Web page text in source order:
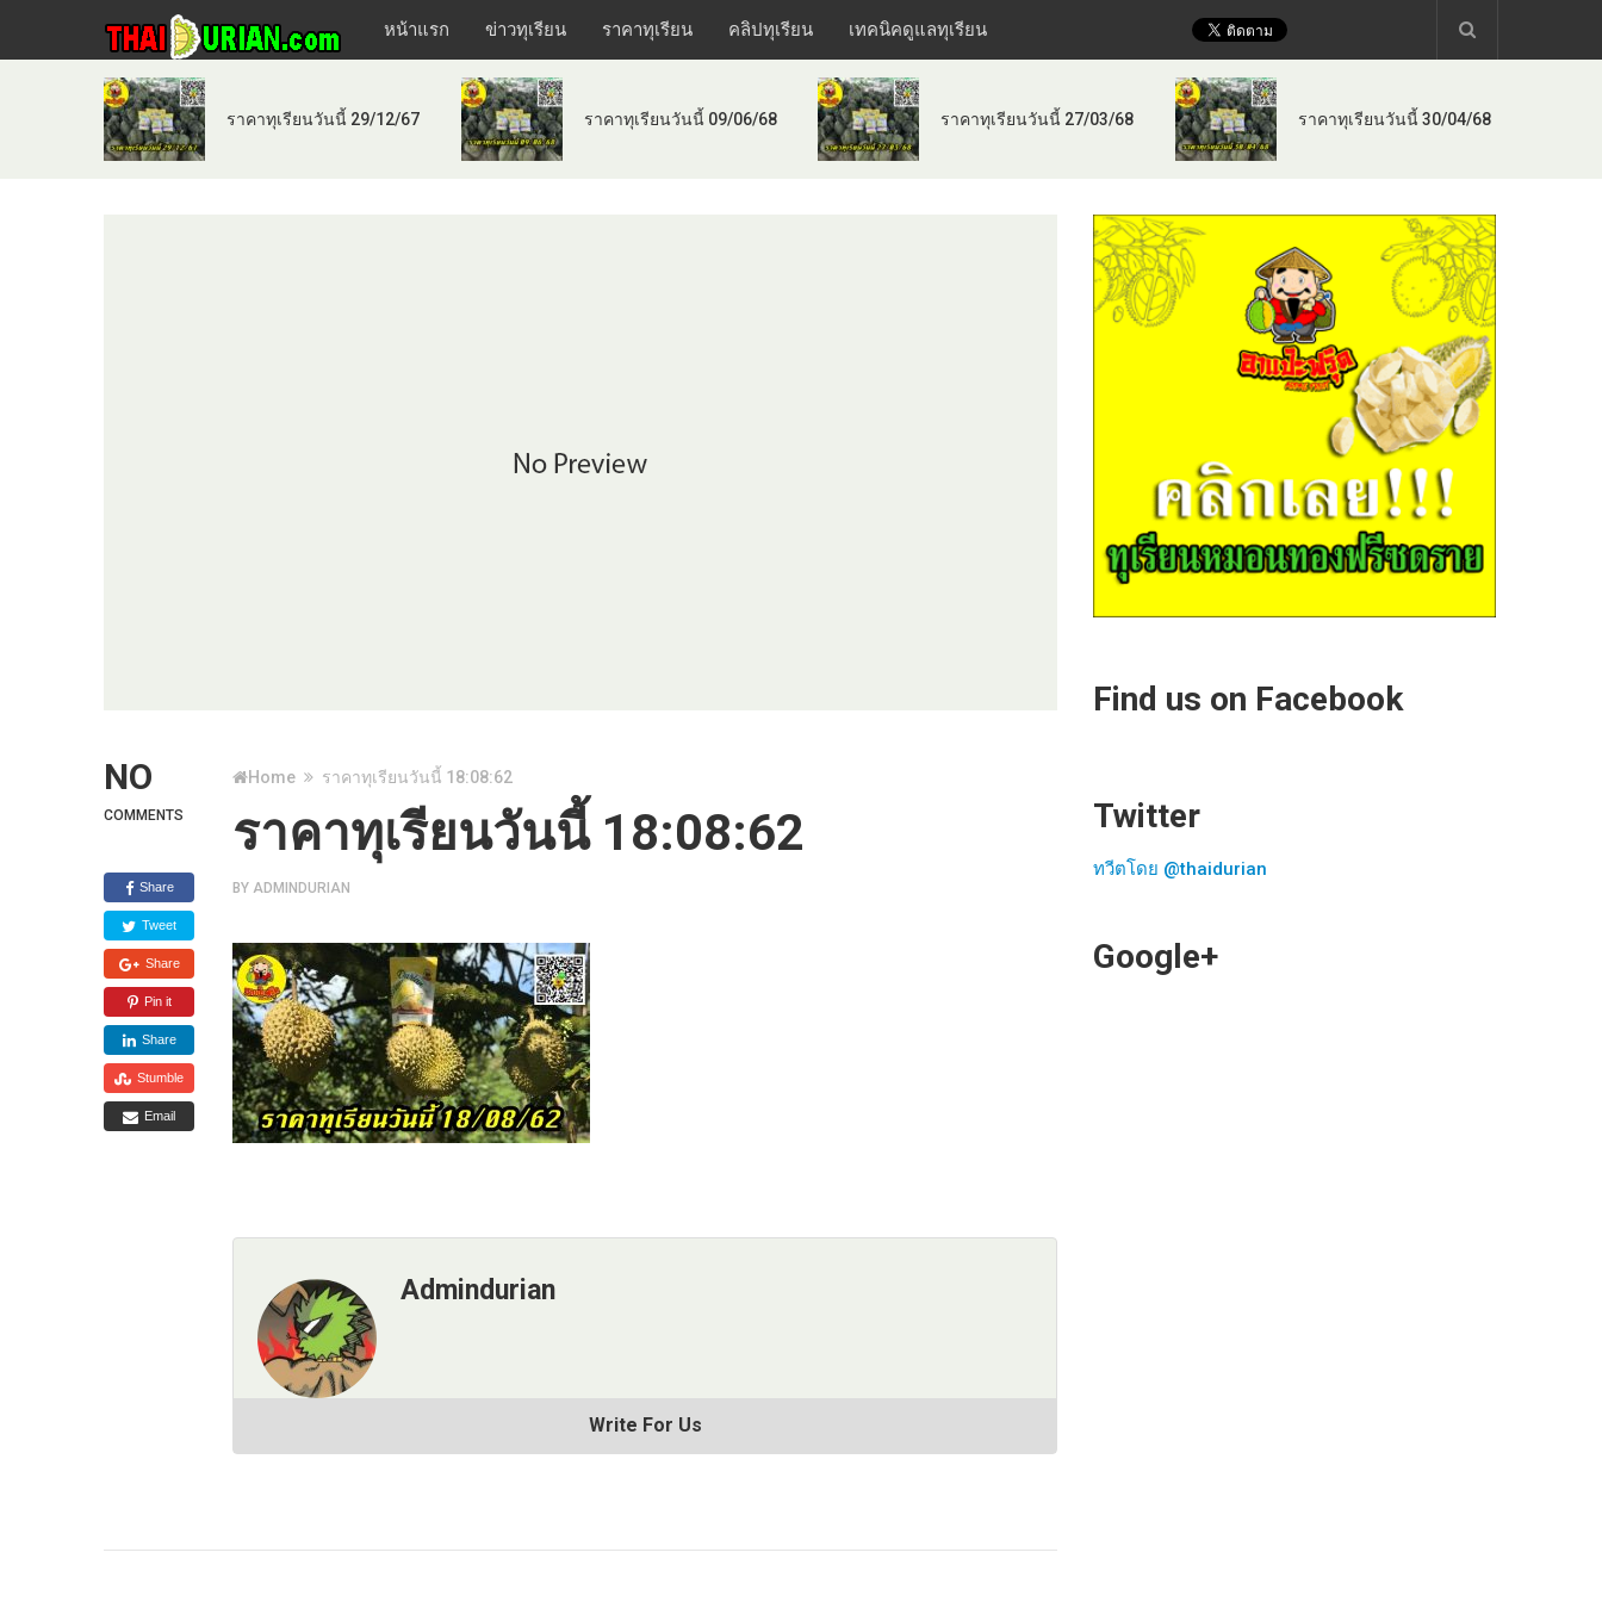
หน้าแรก ข่าวทุเรียน ราคาทุเรียน คลิปทุเรียน เทคนิคดูแลทุเรียน
ราคาทุเรียนวันนี้ 29/12/67 ราคาทุเรียนวันนี้ 09/06/68 ราคาทุเรียนวันนี้ 27/03/68 ราคาทุเรียนวันนี้ 30/04/68
NO
COMMENTS
Share
Tweet
Share
Pin it
Share
Stumble
Email
Home ราคาทุเรียนวันนี้ 18:08:62
ราคาทุเรียนวันนี้ 18:08:62
BY ADMINDURIAN
Admindurian
Write For Us
Find us on Facebook
Twitter
ทวีตโดย @thaidurian
Google+